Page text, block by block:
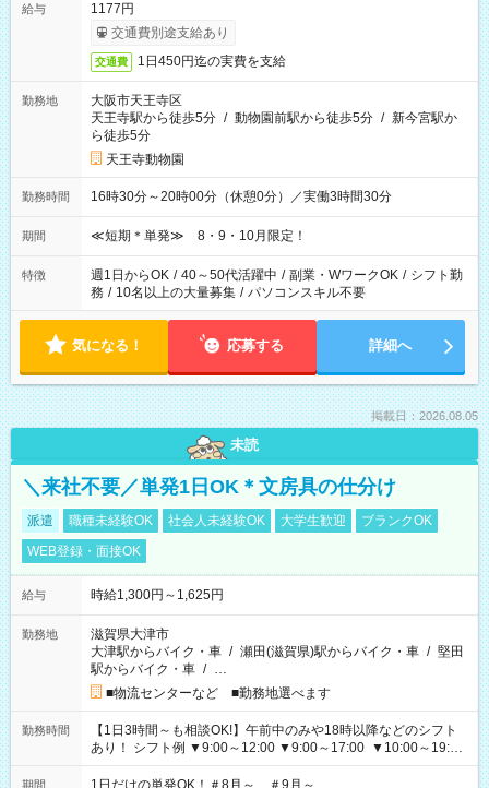
給与
1177円
交通費別途支給あり
交通費 1日450円迄の実費を支給
勤務地
大阪市天王寺区
天王寺駅から徒歩5分 / 動物園前駅から徒歩5分 / 新今宮駅か
ら徒歩5分
天王寺動物園
勤務時間 16時30分～20時00分（休憩0分）／実働3時間30分
期間 ≪短期＊単発≫ 8・9・10月限定！
特徴 週1日からOK / 40～50代活躍中 / 副業・WワークOK / シフト勤
務 / 10名以上の大量募集 / パソコンスキル不要
気になる！ 応募する 詳細へ
掲載日：2026.08.05
未読
＼来社不要／単発1日OK＊文房具の仕分け
派遣 職種未経験OK 社会人未経験OK 大学生歓迎
ブランクOK
WEB登録・面接OK
給与 時給1,300円～1,625円
勤務地
滋賀県大津市
大津駅からバイク・車 / 瀬田(滋賀県)駅からバイク・車 / 堅田
駅からバイク・車 / …
■物流センターなど ■勤務地選べます
勤務時間
【1日3時間～も相談OK!】午前中のみや18時以降などのシフト
あり！ シフト例 ▼9:00～12:00 ▼9:00～17:00 ▼10:00～19:00
▼18:00～21:00
期間 1日だけの単発OK！＃8月～ ＃9月～